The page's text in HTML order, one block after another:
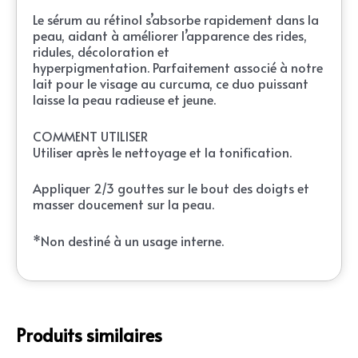
Le sérum au rétinol s’absorbe rapidement dans la
peau, aidant à améliorer l’apparence des rides,
ridules, décoloration et
hyperpigmentation. Parfaitement associé à notre
lait pour le visage au curcuma, ce duo puissant
laisse la peau radieuse et jeune.
COMMENT UTILISER
Utiliser après le nettoyage et la tonification.
Appliquer 2/3 gouttes sur le bout des doigts et
masser doucement sur la peau.
*Non destiné à un usage interne.
Produits similaires